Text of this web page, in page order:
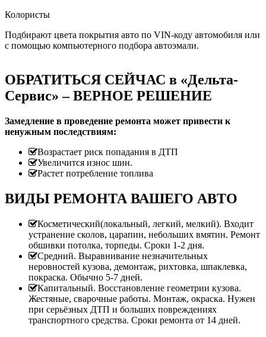
Колористы
Подбирают цвета покрытия авто по VIN-коду автомобиля или
с помощью компьютерного подбора автоэмали.
ОБРАТИТЬСЯ СЕЙЧАС в «Дельта-
Сервис» – ВЕРНОЕ РЕШЕНИЕ
Замедление в проведение ремонта может привести к
ненужным последствиям:
Возрастает риск попадания в ДТП
Увеличится износ шин.
Растет потребление топлива
ВИДЫ РЕМОНТА ВАШЕГО АВТО
Косметический(локальный, легкий, мелкий). Входит
устранение сколов, царапин, небольших вмятин. Ремонт
обшивки потолка, торпеды. Сроки 1-2 дня.
Средний. Выравнивание незначительных
неровностей кузова, демонтаж, рихтовка, шпаклевка,
покраска. Обычно 5-7 дней.
Капитальный. Восстановление геометрии кузова.
Жестяные, сварочные работы. Монтаж, окраска. Нужен
при серьёзных ДТП и больших повреждениях
транспортного средства. Сроки ремонта от 14 дней.